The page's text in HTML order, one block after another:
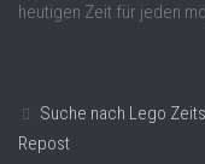
heutigen Zeit für jeden
Suche nach Lego
Repost